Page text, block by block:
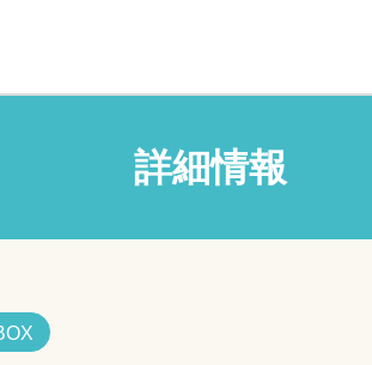
詳細情報